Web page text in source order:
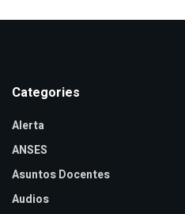
Categories
Alerta
ANSES
Asuntos Docentes
Audios